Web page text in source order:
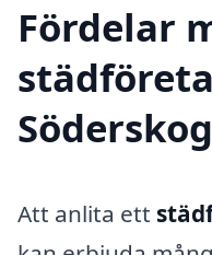
Fördelar
Att anlita ett